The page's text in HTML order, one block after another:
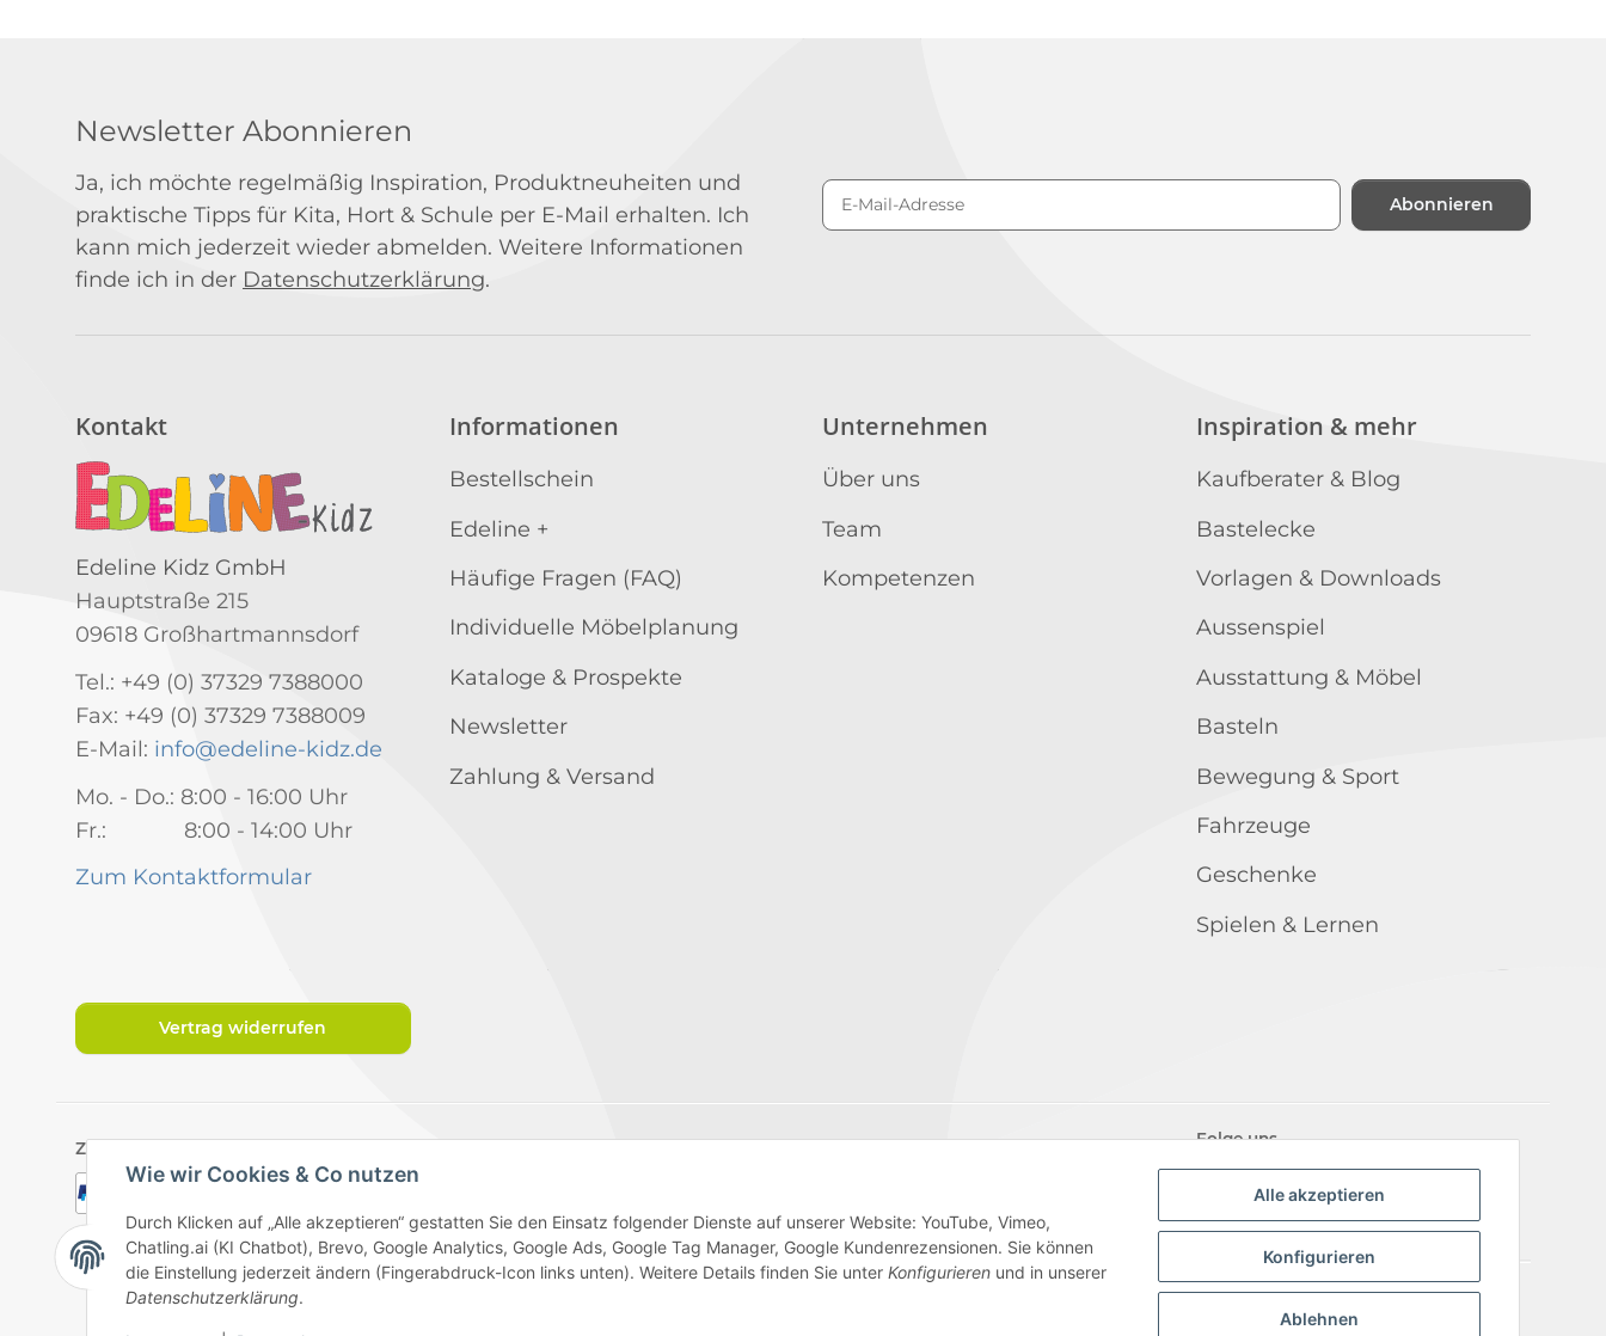
Alle akzeptieren
Konfigurieren
Ablehnen
Wie wir Cookies & Co nutzen
Durch Klicken auf „Alle akzeptieren“ gestatten Sie den Einsatz folgender Dienste auf unserer Website: YouTube, Vimeo,
Chatling.ai (KI Chatbot), Brevo, Google Analytics, Google Ads, Google Tag Manager, Google Kundenrezensionen. Sie können
die Einstellung jederzeit ändern (Fingerabdruck-Icon links unten). Weitere Details finden Sie unter Konfigurieren und in unserer
Datenschutzerklärung.
Newsletter Abonnieren
Ja, ich möchte regelmäßig Inspiration, Produktneuheiten und
praktische Tipps für Kita, Hort & Schule per E-Mail erhalten. Ich
kann mich jederzeit wieder abmelden. Weitere Informationen
finde ich in der Datenschutzerklärung.
Abonnieren
Kontakt
Edeline Kidz GmbH
Hauptstraße 215
09618 Großhartmannsdorf
Tel.: +49 (0) 37329 7388000
Fax: +49 (0) 37329 7388009
E-Mail: info@edeline-kidz.de
Mo. - Do.: 8:00 - 16:00 Uhr
Fr.: 8:00 - 14:00 Uhr
Zum Kontaktformular
Informationen
Bestellschein
Edeline +
Häufige Fragen (FAQ)
Individuelle Möbelplanung
Kataloge & Prospekte
Newsletter
Zahlung & Versand
Unternehmen
Über uns
Team
Kompetenzen
Inspiration & mehr
Kaufberater & Blog
Bastelecke
Vorlagen & Downloads
Aussenspiel
Ausstattung & Möbel
Basteln
Bewegung & Sport
Fahrzeuge
Geschenke
Spielen & Lernen
Vertrag widerrufen
Zahlungsarten Folge uns